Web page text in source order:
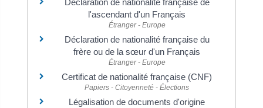
l'ascendant d'un Français
Étranger - Europe
Déclaration de nationalité française du
frère ou de la sœur d'un Français
Étranger - Europe
Certificat de nationalité française (CNF)
Papiers - Citoyenneté - Élections
Légalisation de documents d'origine